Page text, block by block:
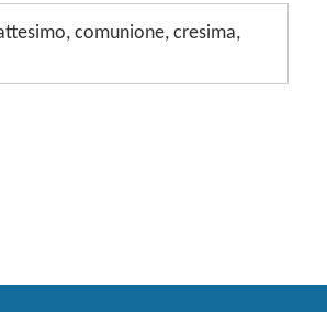
comunione, cresima,